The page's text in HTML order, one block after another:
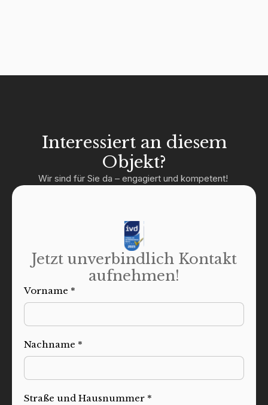
Interessiert an diesem
Objekt?
Wir sind für Sie da – engagiert und kompetent!
Jetzt unverbindlich Kontakt
aufnehmen!
Vorname *
Nachname *
Straße und Hausnummer *